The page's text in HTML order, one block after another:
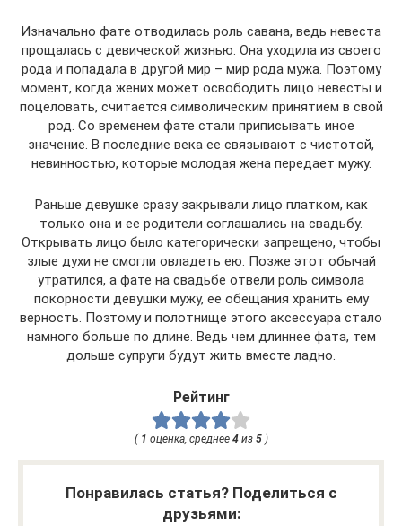
Изначально фате отводилась роль савана, ведь невеста
прощалась с девической жизнью. Она уходила из своего
рода и попадала в другой мир – мир рода мужа. Поэтому
момент, когда жених может освободить лицо невесты и
поцеловать, считается символическим принятием в свой
род. Со временем фате стали приписывать иное
значение. В последние века ее связывают с чистотой,
невинностью, которые молодая жена передает мужу.
Раньше девушке сразу закрывали лицо платком, как
только она и ее родители соглашались на свадьбу.
Открывать лицо было категорически запрещено, чтобы
злые духи не смогли овладеть ею. Позже этот обычай
утратился, а фате на свадьбе отвели роль символа
покорности девушки мужу, ее обещания хранить ему
верность. Поэтому и полотнище этого аксессуара стало
намного больше по длине. Ведь чем длиннее фата, тем
дольше супруги будут жить вместе ладно.
Рейтинг
( 1 оценка, среднее 4из 5)
Понравилась статья? Поделиться с
друзьями: